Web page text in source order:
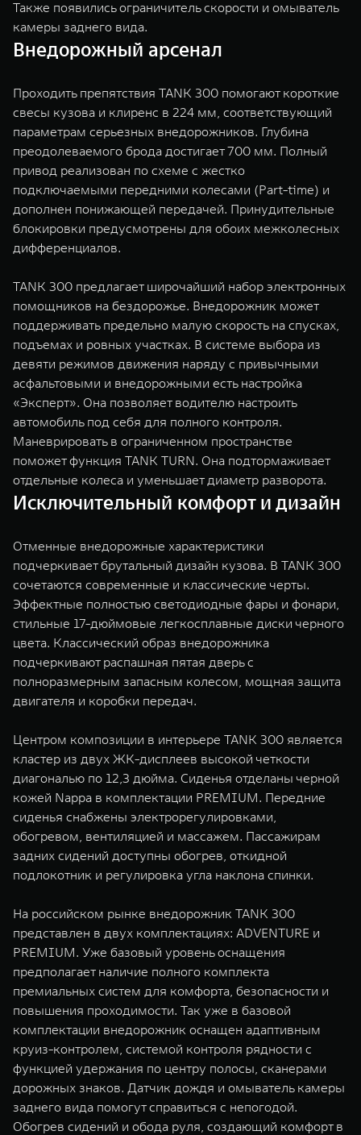
Также появились ограничитель скорости и омыватель
камеры заднего вида.
Внедорожный арсенал
Проходить препятствия TANK 300 помогают короткие
свесы кузова и клиренс в 224 мм, соответствующий
параметрам серьезных внедорожников. Глубина
преодолеваемого брода достигает 700 мм. Полный
привод реализован по схеме с жестко
подключаемыми передними колесами (Part-time) и
дополнен понижающей передачей. Принудительные
блокировки предусмотрены для обоих межколесных
дифференциалов.
TANK 300 предлагает широчайший набор электронных
помощников на бездорожье. Внедорожник может
поддерживать предельно малую скорость на спусках,
подъемах и ровных участках. В системе выбора из
девяти режимов движения наряду с привычными
асфальтовыми и внедорожными есть настройка
«Эксперт». Она позволяет водителю настроить
автомобиль под себя для полного контроля.
Маневрировать в ограниченном пространстве
поможет функция TANK TURN. Она подтормаживает
отдельные колеса и уменьшает диаметр разворота.
Исключительный комфорт и дизайн
Отменные внедорожные характеристики
подчеркивает брутальный дизайн кузова. В TANK 300
сочетаются современные и классические черты.
Эффектные полностью светодиодные фары и фонари,
стильные 17-дюймовые легкосплавные диски черного
цвета. Классический образ внедорожника
подчеркивают распашная пятая дверь с
полноразмерным запасным колесом, мощная защита
двигателя и коробки передач.
Центром композиции в интерьере TANK 300 является
кластер из двух ЖК-дисплеев высокой четкости
диагональю по 12,3 дюйма. Сиденья отделаны черной
кожей Nappa в комплектации PREMIUM. Передние
сиденья снабжены электрорегулировками,
обогревом, вентиляцией и массажем. Пассажирам
задних сидений доступны обогрев, откидной
подлокотник и регулировка угла наклона спинки.
На российском рынке внедорожник TANK 300
представлен в двух комплектациях: ADVENTURE и
PREMIUM. Уже базовый уровень оснащения
предполагает наличие полного комплекта
премиальных систем для комфорта, безопасности и
повышения проходимости. Так уже в базовой
комплектации внедорожник оснащен адаптивным
круиз-контролем, системой контроля рядности с
функцией удержания по центру полосы, сканерами
дорожных знаков. Датчик дождя и омыватель камеры
заднего вида помогут справиться с непогодой.
Обогрев сидений и обода руля, создающий комфорт в